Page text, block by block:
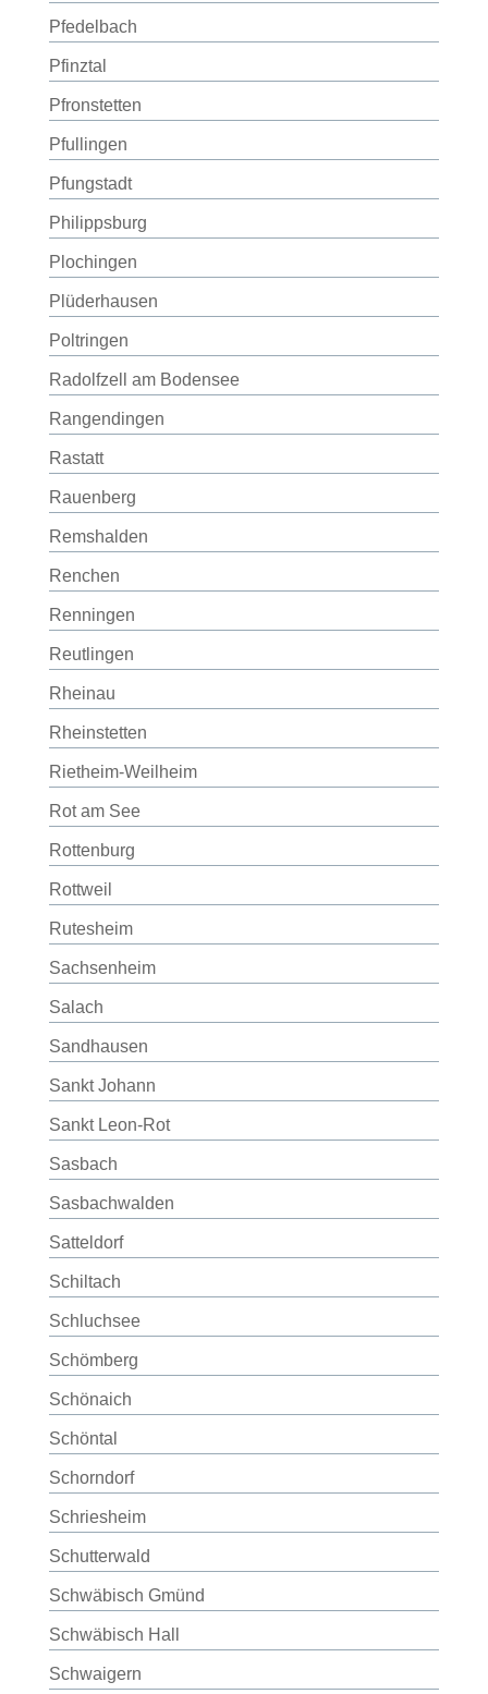
Pfedelbach
Pfinztal
Pfronstetten
Pfullingen
Pfungstadt
Philippsburg
Plochingen
Plüderhausen
Poltringen
Radolfzell am Bodensee
Rangendingen
Rastatt
Rauenberg
Remshalden
Renchen
Renningen
Reutlingen
Rheinau
Rheinstetten
Rietheim-Weilheim
Rot am See
Rottenburg
Rottweil
Rutesheim
Sachsenheim
Salach
Sandhausen
Sankt Johann
Sankt Leon-Rot
Sasbach
Sasbachwalden
Satteldorf
Schiltach
Schluchsee
Schömberg
Schönaich
Schöntal
Schorndorf
Schriesheim
Schutterwald
Schwäbisch Gmünd
Schwäbisch Hall
Schwaigern